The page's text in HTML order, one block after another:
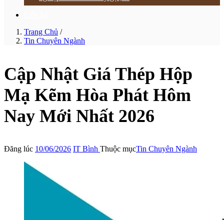
Trang Chủ /
Tin Chuyên Ngành
Cập Nhật Giá Thép Hộp
Mạ Kẽm Hòa Phát Hôm
Nay Mới Nhất 2026
Đăng lúc 10/06/2026 IT Bình Thuộc mụcTin Chuyên Ngành